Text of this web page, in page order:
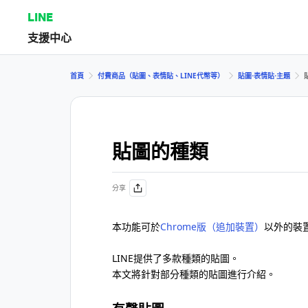
LINE
支援中心
首頁 付費商品（貼圖、表情貼、LINE代幣等） 貼圖⋅表情貼⋅主題
貼圖的種類
分享
本功能可於Chrome版（追加裝置） 以外的裝
LINE提供了多款種類的貼圖。
本文將針對部分種類的貼圖進行介紹。